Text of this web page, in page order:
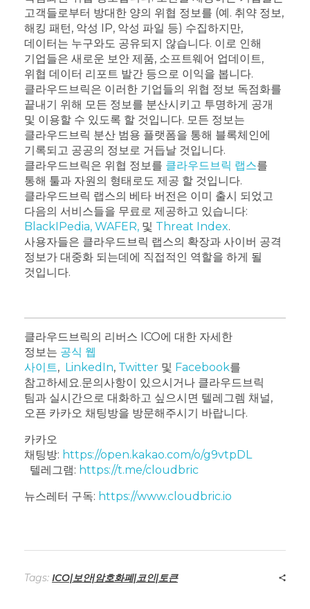
고객들로부터 방대한 양의 위협 정보를 (예. 취약 정보,
해킹 패턴, 악성 IP, 악성 파일 등) 수집하지만,
데이터는 누구와도 공유되지 않습니다. 이로 인해
기업들은 새로운 보안 제품, 소프트웨어 업데이트,
위협 데이터 리포트 발간 등으로 이익을 봅니다.
클라우드브릭은 이러한 기업들의 위협 정보 독점화를
끝내기 위해 모든 정보를 분산시키고 투명하게 공개
및 이용할 수 있도록 할 것입니다. 모든 정보는
클라우드브릭 분산 범용 플랫폼을 통해 블록체인에
기록되고 공공의 정보로 거듭날 것입니다.
클라우드브릭은 위협 정보를 클라우드브릭 랩스를
통해 툴과 자원의 형태로도 제공 할 것입니다.
클라우드브릭 랩스의 베타 버전은 이미 출시 되었고
다음의 서비스들을 무료로 제공하고 있습니다:
BlackIPedia, WAFER, 및 Threat Index.
사용자들은 클라우드브릭 랩스의 확장과 사이버 공격
정보가 대중화 되는데에 직접적인 역할을 하게 될
것입니다.
클라우드브릭의 리버스 ICO에 대한 자세한
정보는 공식 웹
사이트, LinkedIn, Twitter 및 Facebook를
참고하세요.문의사항이 있으시거나 클라우드브릭
팀과 실시간으로 대화하고 싶으시면 텔레그렘 채널,
오픈 카카오 채팅방을 방문해주시기 바랍니다.
카카오
채팅방: https://open.kakao.com/o/g9vtpDL
텔레그램: https://t.me/cloudbric
뉴스레터 구독: https://www.cloudbric.io
Tags: ICO|보안|암호화폐|코인|토큰